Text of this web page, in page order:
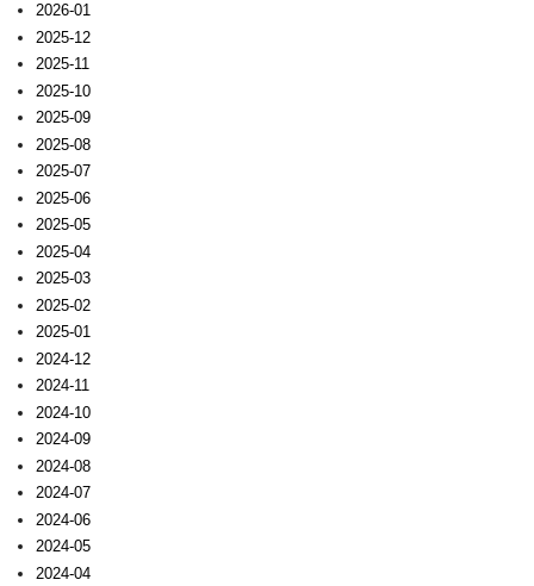
2026-01
2025-12
2025-11
2025-10
2025-09
2025-08
2025-07
2025-06
2025-05
2025-04
2025-03
2025-02
2025-01
2024-12
2024-11
2024-10
2024-09
2024-08
2024-07
2024-06
2024-05
2024-04